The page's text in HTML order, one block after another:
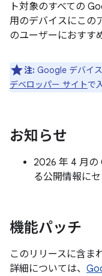
ト対象のすべての
用のデバイスにこの
のユーザーにおすす
注: Google デバイ
デベロッパー サイトで
お知らせ
2026 年 4 月の
る公開情報に
機能パッチ
このリリースに含ま
詳細については、